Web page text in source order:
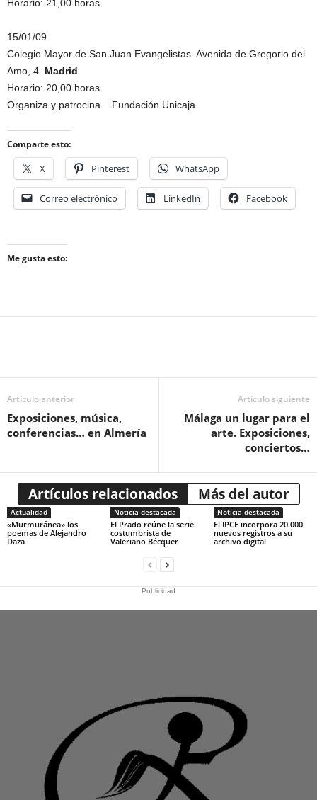
Horario: 21,00 horas
15/01/09
Colegio Mayor de San Juan Evangelistas. Avenida de Gregorio del
Amo, 4. Madrid
Horario: 20,00 horas
Organiza y patrocina Fundación Unicaja
Comparte esto:
X Pinterest WhatsApp
Correo electrónico LinkedIn Facebook
Me gusta esto:
Artículo anterior
Exposiciones, música,
conferencias… en Almería
Artículo siguiente
Málaga un lugar para el
arte. Exposiciones,
conciertos…
Artículos relacionados Más del autor
Actualidad
«Murmuránea» los
poemas de Alejandro
Daza
Noticia destacada
El Prado reúne la serie
costumbrista de
Valeriano Bécquer
Noticia destacada
El IPCE incorpora 20.000
nuevos registros a su
archivo digital
Publicidad